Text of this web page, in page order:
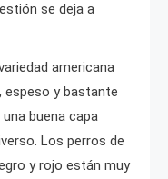
se deja a
americana
espeso y bastante
buena capa
Los perros de
y rojo están muy